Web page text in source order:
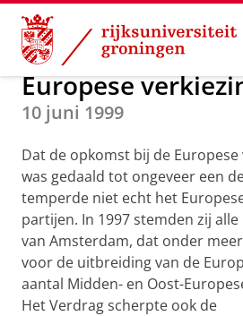
Skip
Content
Skip
Navigation
Onderzoek
Europese
10 juni 1999
Dat de opkomst bij de
was gedaald tot ongeveer een
temperde niet echt het
partijen. In 1997 stemden zij
van Amsterdam, dat onder
voor de uitbreiding van de
aantal Midden- en Oost-
Het Verdrag scherpte ook de